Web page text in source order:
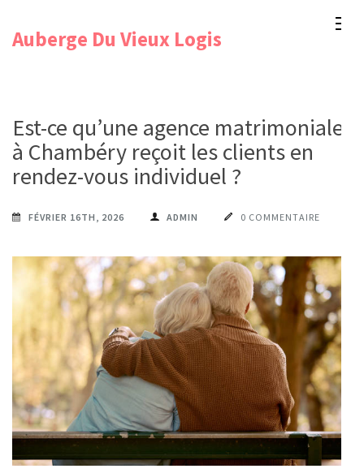
Auberge Du Vieux Logis
Est-ce qu’une agence matrimoniale
à Chambéry reçoit les clients en
rendez-vous individuel ?
FÉVRIER 16TH, 2026 ADMIN 0 COMMENTAIRE